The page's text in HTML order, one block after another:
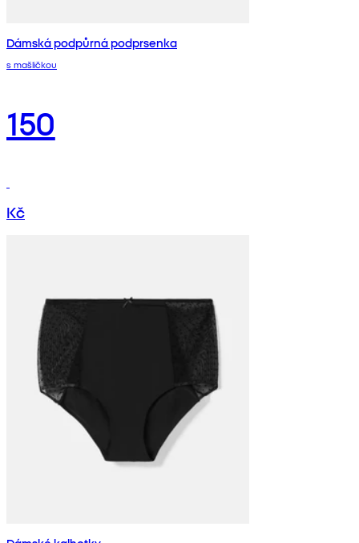
Dámská podpůrná podprsenka
s mašličkou
150
Kč